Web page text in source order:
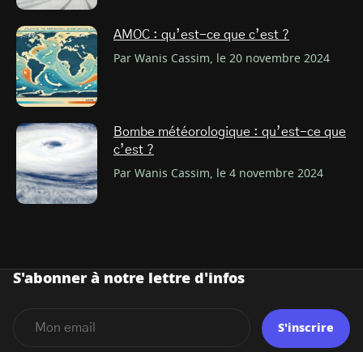
AMOC : qu’est-ce que c’est ?
Par Wanis Cassim, le 20 novembre 2024
Bombe météorologique : qu’est-ce que
c’est ?
Par Wanis Cassim, le 4 novembre 2024
S'abonner à notre lettre d'infos
S'inscrire